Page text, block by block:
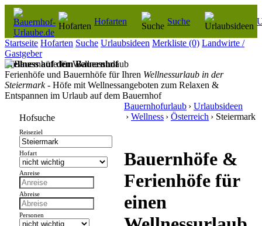
Hofarten Suche
Startseite Hofarten Suche Urlaubsideen Merkliste (0) Landwirte /
Gastgeber
Wellness auf dem Bauernhof
Ferienhöfe und Bauernhöfe für Ihren Wellnessurlaub in der
Steiermark- Höfe mit Wellnessangeboten zum Relaxen &
Entspannen im Urlaub auf dem Bauernhof
Hofsuche
Reiseziel
Hofart
Anreise
Abreise
Personen
Bauernhofurlaub › Urlaubsideen
› Wellness › Österreich › Steiermark
Bauernhöfe &
Ferienhöfe für
einen